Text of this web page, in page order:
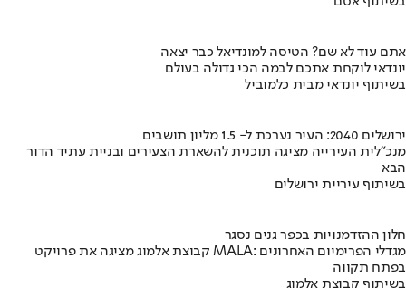
אתם עוד לא שם? הטיסה למונדיאל כבר יצאה
יונדאי לוקחת אתכם לבמה הכי גדולה בעולם
בשיתוף יונדאי מבית כלמוביל
ירושלים 2040: העיר נערכת ל- 1.5 מליון תושבים
מנכ"לית העירייה מציגה תוכנית להשארת הצעירים ובניית עתיד הדור
הבא
בשיתוף עיריית ירושלים
חלון ההזדמנויות בכפר גנים נסגר
קבוצת אלמוג מציגה את פרויקט MALA: מגדלי הפרימיום האחרונים
בפתח תקווה
בשיתוף קבוצת אלמוג